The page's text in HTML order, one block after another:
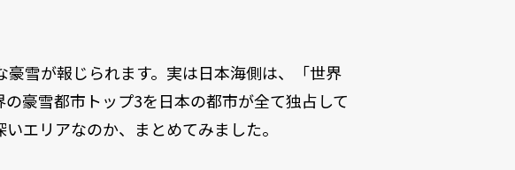
雪が報じられます。実は日本海側は、「世界
豪雪都市トップ3を日本の都市が全て独占して
エリアなのか、まとめてみました。